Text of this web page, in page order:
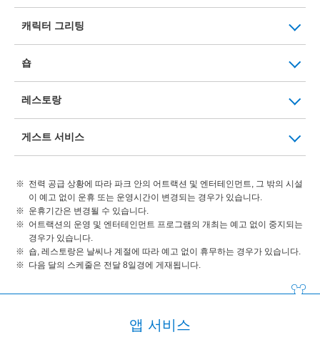
캐릭터 그리팅
숍
레스토랑
게스트 서비스
전력 공급 상황에 따라 파크 안의 어트랙션 및 엔터테인먼트, 그 밖의 시설
이 예고 없이 운휴 또는 운영시간이 변경되는 경우가 있습니다.
운휴기간은 변경될 수 있습니다.
어트랙션의 운영 및 엔터테인먼트 프로그램의 개최는 예고 없이 중지되는
경우가 있습니다.
숍, 레스토랑은 날씨나 계절에 따라 예고 없이 휴무하는 경우가 있습니다.
다음 달의 스케줄은 전달 8일경에 게재됩니다.
앱 서비스